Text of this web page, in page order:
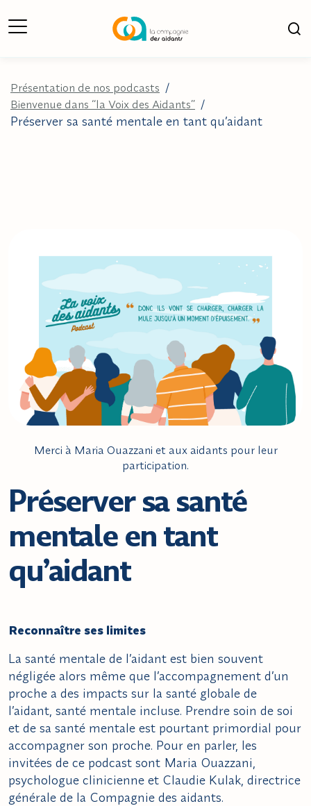
Ouverture du Menu
Présentation de nos podcasts /
Bienvenue dans “la Voix des Aidants” /
Préserver sa santé mentale en tant qu’aidant
Merci à Maria Ouazzani et aux aidants pour leur
participation.
Préserver sa santé
mentale en tant
qu’aidant
Reconnaître ses limites
La santé mentale de l’aidant est bien souvent
négligée alors même que l’accompagnement d’un
proche a des impacts sur la santé globale de
l’aidant, santé mentale incluse. Prendre soin de soi
et de sa santé mentale est pourtant primordial pour
accompagner son proche. Pour en parler, les
invitées de ce podcast sont Maria Ouazzani,
psychologue clinicienne et Claudie Kulak, directrice
générale de la Compagnie des aidants.